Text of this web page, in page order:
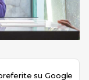
su Google